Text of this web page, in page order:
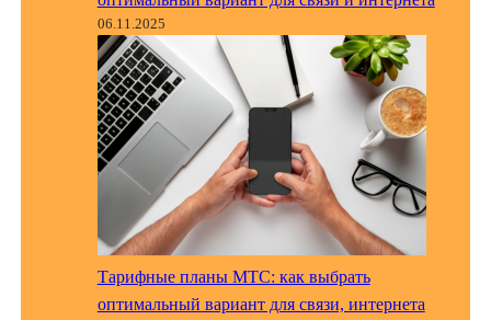
06.11.2025
Тарифные планы МТС: как выбрать
оптимальный вариант для связи, интернета